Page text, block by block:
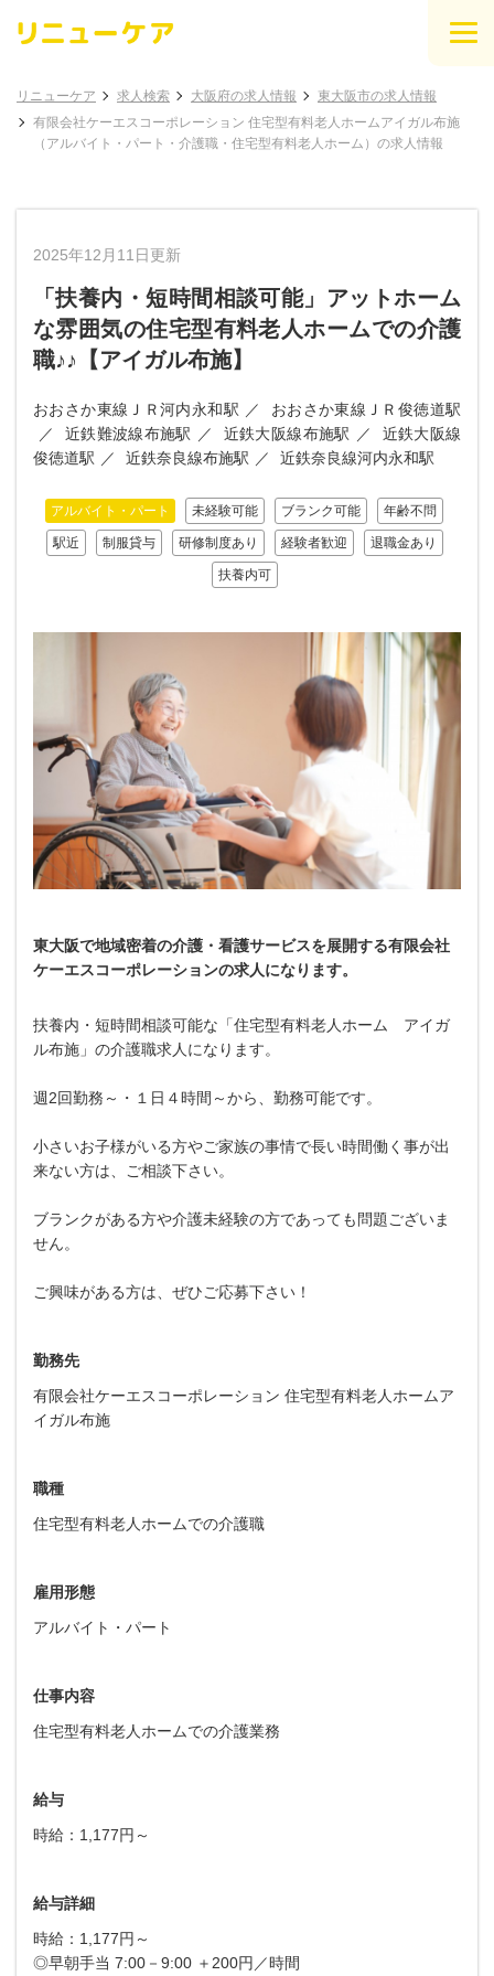
リニューケア 求人検索 大阪府の求人情報
東大阪市の求人情報
有限会社ケーエスコーポレーション 住宅型有料老人ホームアイガル布施
（アルバイト・パート・介護職・住宅型有料老人ホーム）の求人情報
2025年12月11日更新
「扶養内・短時間相談可能」アットホーム
な雰囲気の住宅型有料老人ホームでの介護
職♪♪【アイガル布施】
おおさか東線ＪＲ河内永和駅
おおさか東線ＪＲ俊徳道駅
近鉄難波線布施駅
近鉄大阪線布施駅
近鉄大阪線
俊徳道駅
近鉄奈良線布施駅 近鉄奈良線河内永和駅
アルバイト・パート 未経験可能 ブランク可能 年齢不問
駅近 制服貸与 研修制度あり 経験者歓迎 退職金あり
扶養内可
東大阪で地域密着の介護・看護サービスを展開する有限会社
ケーエスコーポレーションの求人になります。
扶養内・短時間相談可能な「住宅型有料老人ホーム アイガ
ル布施」の介護職求人になります。
週2回勤務～・１日４時間～から、勤務可能です。
小さいお子様がいる方やご家族の事情で長い時間働く事が出
来ない方は、ご相談下さい。
ブランクがある方や介護未経験の方であっても問題ございま
せん。
ご興味がある方は、ぜひご応募下さい！
勤務先
有限会社ケーエスコーポレーション 住宅型有料老人ホームア
イガル布施
職種
住宅型有料老人ホームでの介護職
雇用形態
アルバイト・パート
仕事内容
住宅型有料老人ホームでの介護業務
給与
時給：1,177円～
給与詳細
時給：1,177円～
◎早朝手当 7:00－9:00 ＋200円／時間